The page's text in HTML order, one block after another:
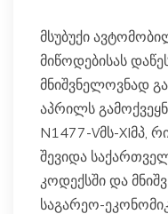
მსუბუქი ავტომობილების იმპორტისა და
მიწოდებისას
მნიშვნელოვნად
აპრილს
N1477-Vმს-XIმპ,
შევიდა
კოდექსში და
საგარეო-